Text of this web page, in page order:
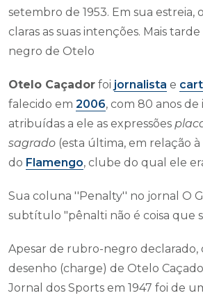
setembro de 1953. Em sua estreia,
claras as suas intenções. Mais
negro de Otelo
Otelo Caçador foi jornalista e
falecido em 2006, com 80 anos de
atribuídas a ele as expressões
sagrado (esta última, em relação à
do Flamengo, clube do qual ele
Sua coluna ''Penalty'' no jornal O
subtítulo "pênalti não é coisa que
Apesar de rubro-negro declarado,
desenho (charge) de Otelo
Jornal dos Sports em 1947 foi de